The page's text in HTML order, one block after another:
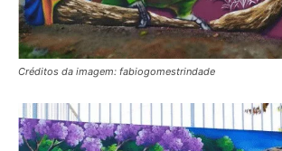
Créditos da imagem: fabiogomestrindade